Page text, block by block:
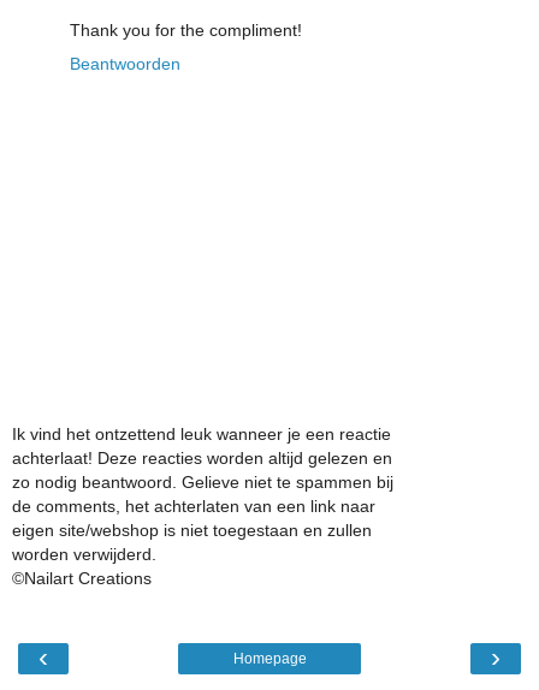
Thank you for the compliment!
Beantwoorden
Ik vind het ontzettend leuk wanneer je een reactie
achterlaat! Deze reacties worden altijd gelezen en
zo nodig beantwoord. Gelieve niet te spammen bij
de comments, het achterlaten van een link naar
eigen site/webshop is niet toegestaan en zullen
worden verwijderd.
©Nailart Creations
‹ ›
Homepage